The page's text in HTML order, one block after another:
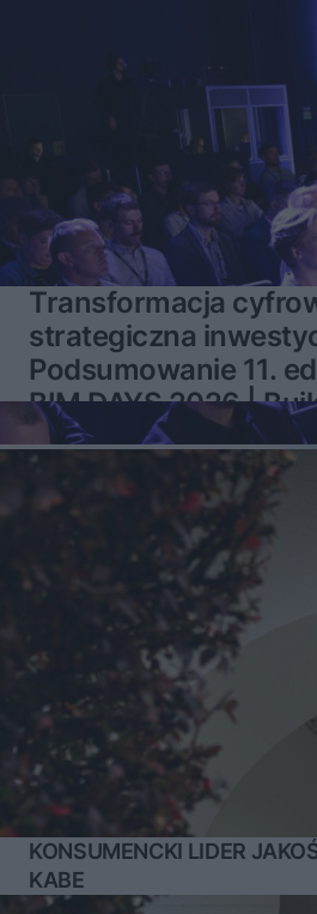
Transformacja
strategiczna
Podsumowanie 11.
BIM DAYS 2026 |
KONSUMENCKI LIDER
KABE